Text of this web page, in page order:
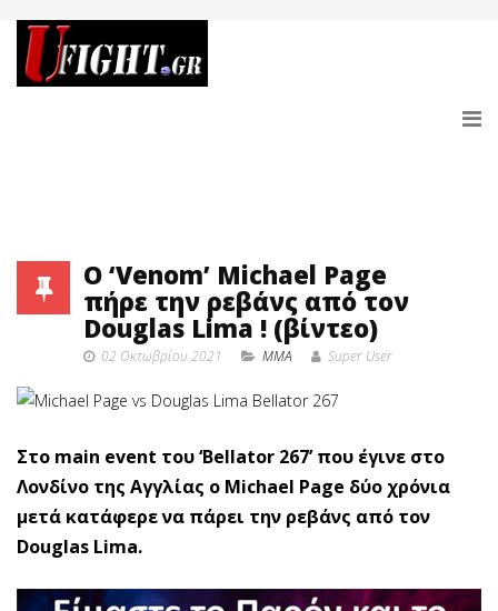
O ‘Venom’ Michael Page
πήρε την ρεβάνς από τον
Douglas Lima ! (βίντεο)
02 Οκτωβρίου 2021 MMA Super User
Στο main event του ‘Bellator 267’ που έγινε στο
Λονδίνο της Αγγλίας ο Michael Page δύο χρόνια
μετά κατάφερε να πάρει την ρεβάνς από τον
Douglas Lima.